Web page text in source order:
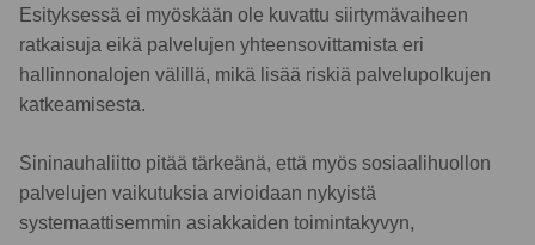
Esityksessä ei myöskään ole kuvattu siirtymävaiheen
ratkaisuja eikä palvelujen yhteensovittamista eri
hallinnonalojen välillä, mikä lisää riskiä palvelupolkujen
katkeamisesta.
Sininauhaliitto pitää tärkeänä, että myös sosiaalihuollon
palvelujen vaikutuksia arvioidaan nykyistä
systemaattisemmin asiakkaiden toimintakyvyn,